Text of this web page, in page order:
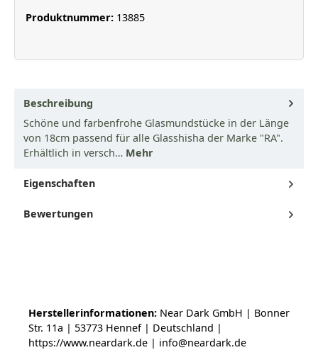
Produktnummer: 13885
Beschreibung
Schöne und farbenfrohe Glasmundstücke in der Länge
von 18cm passend für alle Glasshisha der Marke "RA".
Erhältlich in versch… Mehr
Eigenschaften
Bewertungen
Herstellerinformationen: Near Dark GmbH | Bonner
Str. 11a | 53773 Hennef | Deutschland |
https://www.neardark.de | info@neardark.de